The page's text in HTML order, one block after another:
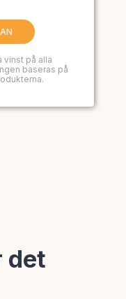
vinst på alla
baseras på
det